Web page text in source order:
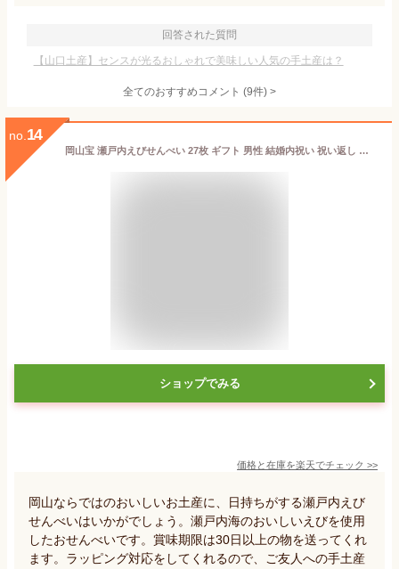
回答された質問
【山口土産】センスが光るおしゃれで美味しい人気の手土産は？
全てのおすすめコメント (9件) >
no. 14
岡山宝 瀬戸内えびせんべい 27枚 ギフト 男性 結婚内祝い 祝い返し 誕生日プレゼント 誕生日祝いグルメ お菓子 えび せんべい プレゼント お返し 内祝い お祝い おしゃれ ギフト 入学祝い お返し 2025 御歳暮 お歳暮 冬ギフト
ショップでみる
価格と在庫を楽天でチェック >>
岡山ならではのおいしいお土産に、日持ちがする瀬戸内えび
せんべいはいかがでしょう。瀬戸内海のおいしいえびを使用
したおせんべいです。賞味期限は30日以上の物を送ってくれ
ます。ラッピング対応をしてくれるので、ご友人への手土産